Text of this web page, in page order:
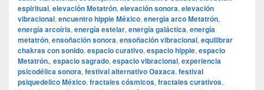
espiritual, elevación Metatrón, elevación sonora, elevación
vibracional, encuentro hippie México, energía arco Metatrón,
energía arcoíris, energía estelar, energía galáctica, energía
metatrón, ensoñación sonora, ensoñación vibracional, equilibrar
chakras con sonido, espacio curativo, espacio hippie, espacio
Metatrón., espacio sagrado, espacio vibracional, experiencia
psicodélica sonora, festival alternativo Oaxaca, festival
psiquedelico México, fractales cósmicos, fractales curativos,